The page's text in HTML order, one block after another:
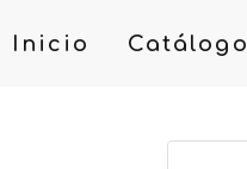
Inicio Catálogo